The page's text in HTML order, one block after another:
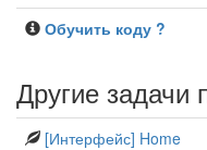
Обучить коду ?
Другие задачи
[Интерфейс] Home